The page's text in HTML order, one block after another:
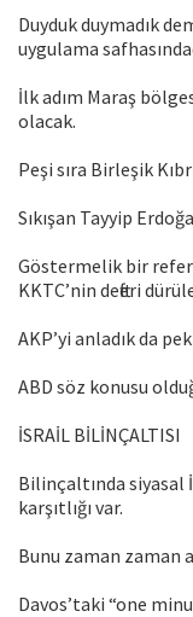
Duyduk duymadık
uygulama
İlk adım Maraş
olacak.
Peşi sıra Birleşik
Sıkışan Tayyip
Göstermelik bir
KKTC’nin defteri
AKP’yi anladık da
ABD söz konusu
İSRAİL BİLİNÇALTISI
Bilinçaltında
karşıtlığı var.
Bunu zaman zaman
Davos’taki “one